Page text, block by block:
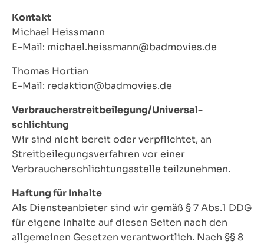
Kontakt
Michael Heissmann
E-Mail: michael.heissmann@badmovies.de
Thomas Hortian
E-Mail: redaktion@badmovies.de
Verbraucher­streit­beilegung/Universal­
schlichtung
Wir sind nicht bereit oder verpflichtet, an
Streitbeilegungsverfahren vor einer
Verbraucherschlichtungsstelle teilzunehmen.
Haftung für Inhalte
Als Diensteanbieter sind wir gemäß § 7 Abs.1 DDG
für eigene Inhalte auf diesen Seiten nach den
allgemeinen Gesetzen verantwortlich. Nach §§ 8